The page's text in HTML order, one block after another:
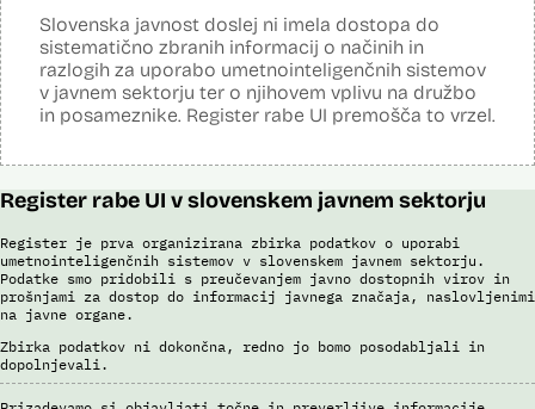
Viri:
Dosje javnega naročila
Odgovor na zahtevek za informacije javnega značaja
Pogodba za izdelavo sistema E-vinjeta
Potek procesa nadzora E-vinjet
Slovenska javnost doslej ni imela dostopa do
sistematično zbranih informacij o načinih in
razlogih za uporabo umetnointeligenčnih sistemov
v javnem sektorju ter o njihovem vplivu na družbo
in posameznike. Register rabe UI premošča to vrzel.
Register rabe UI v slovenskem javnem sektorju
Register je prva organizirana zbirka podatkov o uporabi
umetnointeligenčnih sistemov v slovenskem javnem sektorju.
Podatke smo pridobili s preučevanjem javno dostopnih virov in
prošnjami za dostop do informacij javnega značaja, naslovljenimi
na javne organe.
Zbirka podatkov ni dokončna, redno jo bomo posodabljali in
dopolnjevali.